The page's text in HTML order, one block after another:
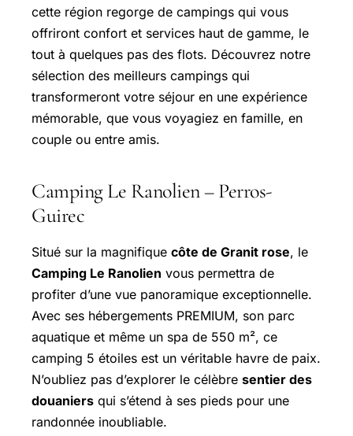
cette région regorge de campings qui vous
offriront confort et services haut de gamme, le
tout à quelques pas des flots. Découvrez notre
sélection des meilleurs campings qui
transformeront votre séjour en une expérience
mémorable, que vous voyagiez en famille, en
couple ou entre amis.
Camping Le Ranolien – Perros-
Guirec
Situé sur la magnifique côte de Granit rose, le
Camping Le Ranolien vous permettra de
profiter d’une vue panoramique exceptionnelle.
Avec ses hébergements PREMIUM, son parc
aquatique et même un spa de 550 m², ce
camping 5 étoiles est un véritable havre de paix.
N’oubliez pas d’explorer le célèbre sentier des
douaniers qui s’étend à ses pieds pour une
randonnée inoubliable.